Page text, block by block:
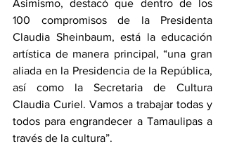
Asimismo, destacó que dentro de los
100 compromisos de la Presidenta
Claudia Sheinbaum, está la educación
artística de manera principal, “una gran
aliada en la Presidencia de la República,
así como la Secretaria de Cultura
Claudia Curiel. Vamos a trabajar todas y
todos para engrandecer a Tamaulipas a
través de la cultura”.